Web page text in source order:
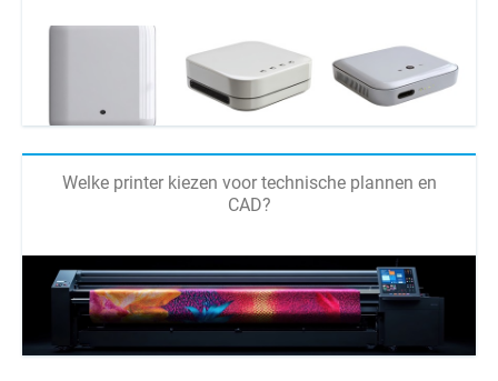
Welke printer kiezen voor technische plannen en
CAD?